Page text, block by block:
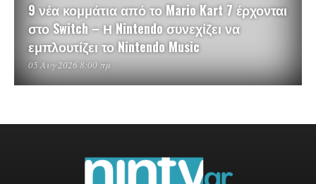
9 νέα κομμάτια από το Mario Kart 7 έρχονται
στο Switch – Η Nintendo συνεχίζει να
εμπλουτίζει το Nintendo Music
05 Αυγ 2026 8:00 πμ